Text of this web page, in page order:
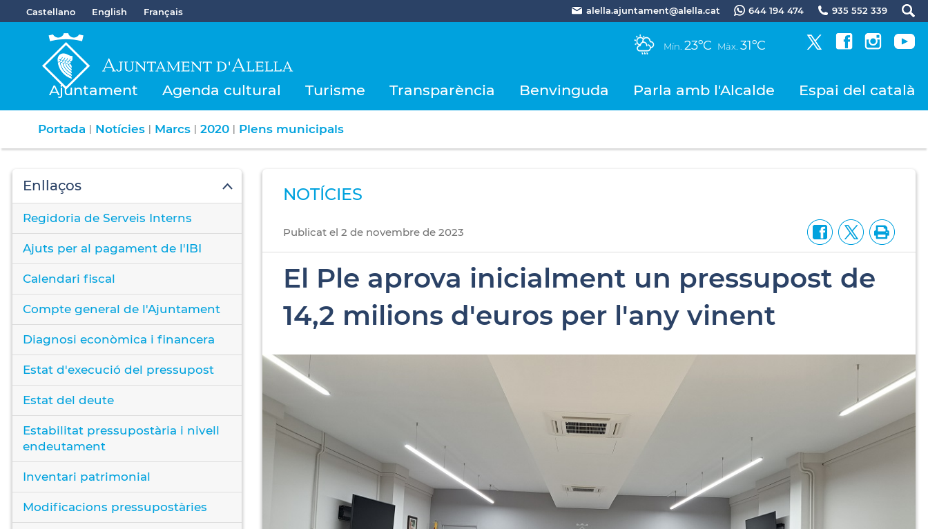
Castellano English Français alella.ajuntament@alella.cat 644 194 474 935 552 339
Mín. 23ºC Màx. 31ºC
Ajuntament Agenda cultural Turisme Transparència Benvinguda Parla amb l'Alcalde Espai del català
Portada | Notícies | Marcs | 2020 | Plens municipals
Enllaços
Regidoria de Serveis Interns
Ajuts per al pagament de l'IBI
Calendari fiscal
Compte general de l'Ajuntament
Diagnosi econòmica i financera
Estat d'execució del pressupost
Estat del deute
Estabilitat pressupostària i nivell
endeutament
Inventari patrimonial
Modificacions pressupostàries
NOTÍCIES
Publicat el 2 denovembre de2023
El Ple aprova inicialment un pressupost de
14,2 milions d'euros per l'any vinent